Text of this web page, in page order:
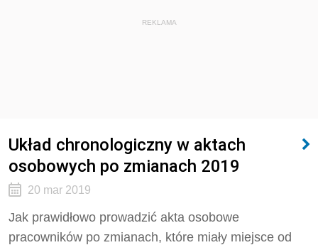
REKLAMA
Układ chronologiczny w aktach
osobowych po zmianach 2019
20 mar 2019
Jak prawidłowo prowadzić akta osobowe
pracowników po zmianach, które miały miejsce od